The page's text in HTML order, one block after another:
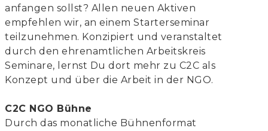
anfangen sollst? Allen neuen Aktiven
empfehlen wir, an einem Starterseminar
teilzunehmen. Konzipiert und veranstaltet
durch den ehrenamtlichen Arbeitskreis
Seminare, lernst Du dort mehr zu C2C als
Konzept und über die Arbeit in der NGO.
C2C NGO Bühne
Durch das monatliche Bühnenformat